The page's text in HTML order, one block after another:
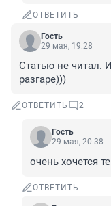
ОТВЕТИТЬ
Гость
29 мая, 19:28
Статью не читал.
разгаре)))
ОТВЕТИТЬ 2
Гость
29 мая, 20:38
очень хочется
ОТВЕТИТЬ